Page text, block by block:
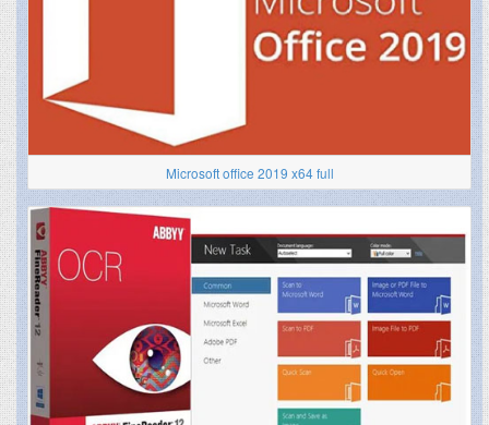
Microsoft office 2019 x64 full